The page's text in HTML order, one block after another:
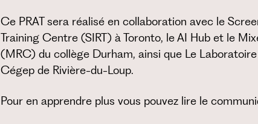
Ce PRAT sera réalisé en collaboration avec le
Training Centre (SIRT) à Toronto, le AI Hub et le
(MRC) du collège Durham, ainsi que Le
Cégep de Rivière-du-Loup.
Pour en apprendre plus vous pouvez lire le